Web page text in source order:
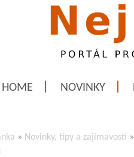
HOME NOVINKY
» Novinky, tipy a zajímavosti »